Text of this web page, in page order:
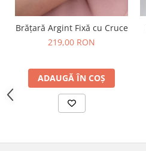
Brățară Argint Fixă cu Cruce
219,00 RON
ADAUGĂ ÎN COȘ